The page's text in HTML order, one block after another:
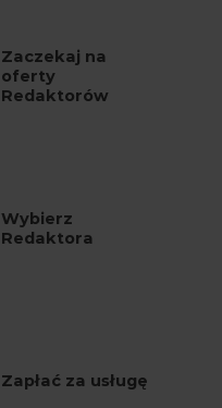
Zaczekaj na
oferty
Redaktorów
Wybierz
Redaktora
Zapłać za usługę